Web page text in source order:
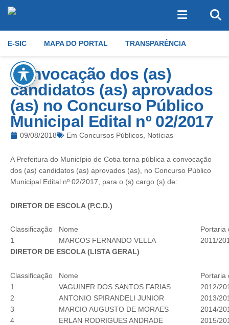
E-SIC MAPA DO PORTAL TRANSPARÊNCIA
Convocação dos (as)
candidatos (as) aprovados
(as) no Concurso Público
Municipal Edital nº 02/2017
09/08/2018 Em Concursos Públicos Notícias
A Prefeitura do Município de Cotia torna pública a convocação
dos (as) candidatos (as) aprovados (as), no Concurso Público
Municipal Edital nº 02/2017, para o (s) cargo (s) de:
DIRETOR DE ESCOLA (P.C.D.)
Classificação Nome
Portaria
1
MARCOS FERNANDO VELLA
2011/
DIRETOR DE ESCOLA (LISTA GERAL)
Classificação Nome
Portaria
1
VAGUINER DOS SANTOS FARIAS
2012/
2
ANTONIO SPIRANDELI JUNIOR
2013/
3
MARCIO AUGUSTO DE MORAES
2014/
4
ERLAN RODRIGUES ANDRADE
2015/